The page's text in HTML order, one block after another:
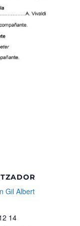
Gil Albert
14